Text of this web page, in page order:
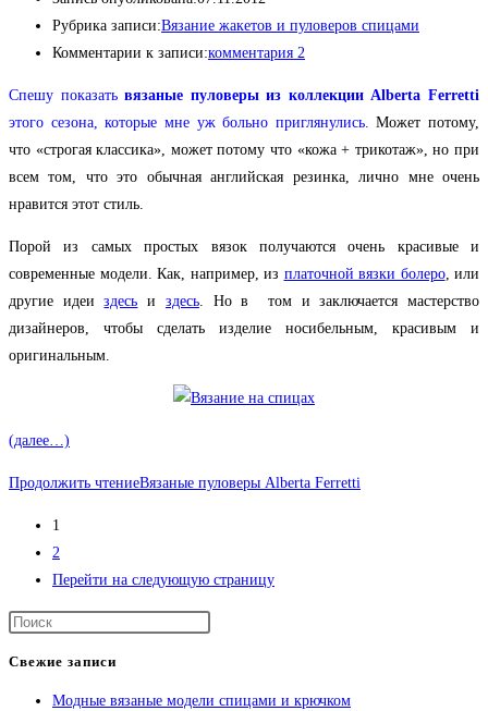
Рубрика записи:Вязание жакетов и пуловеров спицами
Комментарии к записи:комментария 2
Спешу показатьвязаные пуловеры из коллекции Alberta Ferretti
этого сезона, которые мне уж больно приглянулись.
Может потому,
что «строгая классика», может потому что «кожа + трикотаж», но при
всем том, что это обычная английская резинка, лично мне очень
нравится этот стиль.
Порой из самых простых вязок получаются очень красивые и
современные модели. Как, например, из платочной вязки болеро, или
другие идеиздесь и здесь. Но в том и заключается мастерство
дизайнеров, чтобы сделать изделие носибельным, красивым и
оригинальным.
(далее…)
Продолжить чтениеВязаные пуловеры Alberta Ferretti
1
2
Перейти на следующую страницу
Свежие записи
Модные вязаные модели спицами и крючком